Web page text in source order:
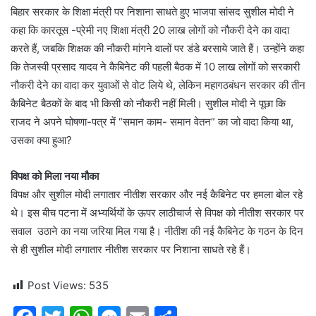
बिहार सरकार के शिक्षा मंत्री पर निशाना साधते हुए भाजपा सांसद सुशील मोदी ने
कहा कि कारतूस -प्रेमी नए शिक्षा मंत्री 20 लाख लोगों को नौकरी देने का वादा
करते हैं, जबकि शिक्षक की नौकरी मांगने वालों पर डंडे बरसाये जाते हैं। उन्होंने कहा
कि तेजस्वी प्रसाद यादव ने कैबिनेट की पहली बैठक में 10 लाख लोगों को सरकारी
नौकरी देने का वादा कर युवाओं से वोट लिये थे, लेकिन महागठबंधन सरकार की तीन
कैबिनेट बैठकों के बाद भी किसी को नौकरी नहीं मिली। सुशील मोदी ने पूछा कि
राजद ने अपने घोषणा-पत्र में “समान काम- समान वेतन” का जो वादा किया था,
उसका क्या हुआ?
विपक्ष को मिला नया मौका
विपक्ष और सुशील मोदी लगातार नीतीश सरकार और नई कैबिनेट पर हमला बोल रहे
थे। इस बीच पटना में अभ्यर्थियों के ऊपर लाठीचार्ज से विपक्ष को नीतीश सरकार पर
सवाल उठाने का नया जरिया मिल गया है। नीतीश की नई कैबिनेट के गठन के दिन
से ही सुशील मोदी लगातार नीतीश सरकार पर निशाना साधते रहे हैं।
Post Views: 535